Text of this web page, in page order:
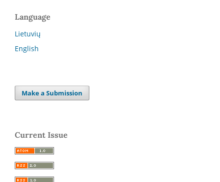
Language
Lietuvių
English
Make a Submission
Current Issue